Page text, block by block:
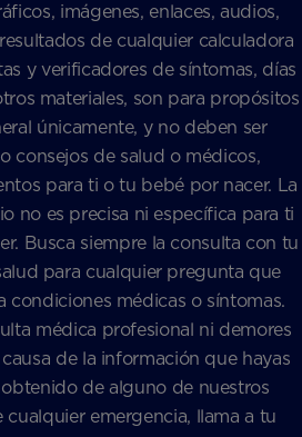
imágenes, enlaces, audios,
de cualquier calculadora
y verificadores de síntomas, días
materiales, son para propósitos
únicamente, y no deben ser
consejos de salud o médicos,
para ti o tu bebé por nacer. La
no es precisa ni específica para ti
Busca siempre la consulta con tu
para cualquier pregunta que
condiciones médicas o síntomas.
médica profesional ni demores
de la información que hayas
de alguno de nuestros
cualquier emergencia, llama a tu